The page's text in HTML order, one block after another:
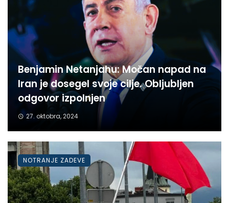
Benjamin Netanjahu: Močan napad na
Iran je dosegel svoje cilje. Obljubljen
odgovor izpolnjen
27. oktobra, 2024
NOTRANJE ZADEVE